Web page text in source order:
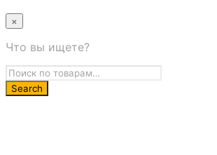
×
Что вы ищете?